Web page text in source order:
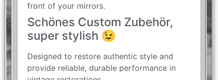
front of your mirrors.
Schönes Custom Zubehör,
super stylish 😉
Designed to restore authentic style and
provide reliable, durable performance in